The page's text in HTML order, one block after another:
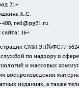
21»
К.С.
400, red@pg21.ru
16+
СМИ ЭЛ№ФС77-
по надзору в сфере
и массовых
воспроизведении
изданиях, а также